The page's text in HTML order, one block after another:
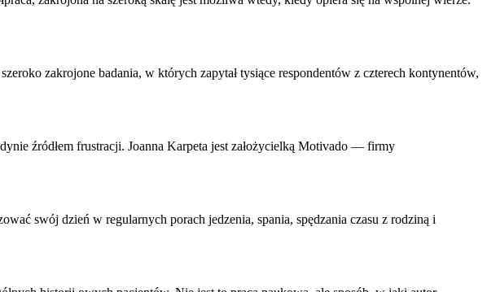
zakrojone badania, w których zapytał tysiące respondentów z czterech kontynentów,
źródłem frustracji. Joanna Karpeta jest założycielką Motivado — firmy
swój dzień w regularnych porach jedzenia, spania, spędzania czasu z rodziną i